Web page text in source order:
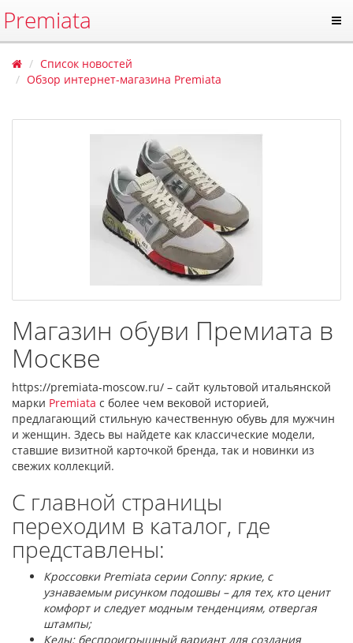
Premiata
Список новостей
Обзор интернет-магазина Premiata
Магазин обуви Премиата в
Москве
https://premiata-moscow.ru/ – сайт культовой итальянской
марки Premiata с более чем вековой историей,
предлагающий стильную качественную обувь для мужчин
и женщин. Здесь вы найдете как классические модели,
ставшие визитной карточкой бренда, так и новинки из
свежих коллекций.
С главной страницы
переходим в каталог, где
представлены:
Кроссовки Premiata серии Conny: яркие, с
узнаваемым рисунком подошвы – для тех, кто ценит
комфорт и следует модным тенденциям, отвергая
штампы;
Кеды: беспроигрышный вариант для создания